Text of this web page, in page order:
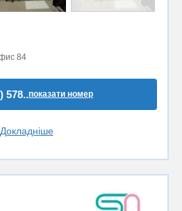
84
578..показати номер
Докладніше